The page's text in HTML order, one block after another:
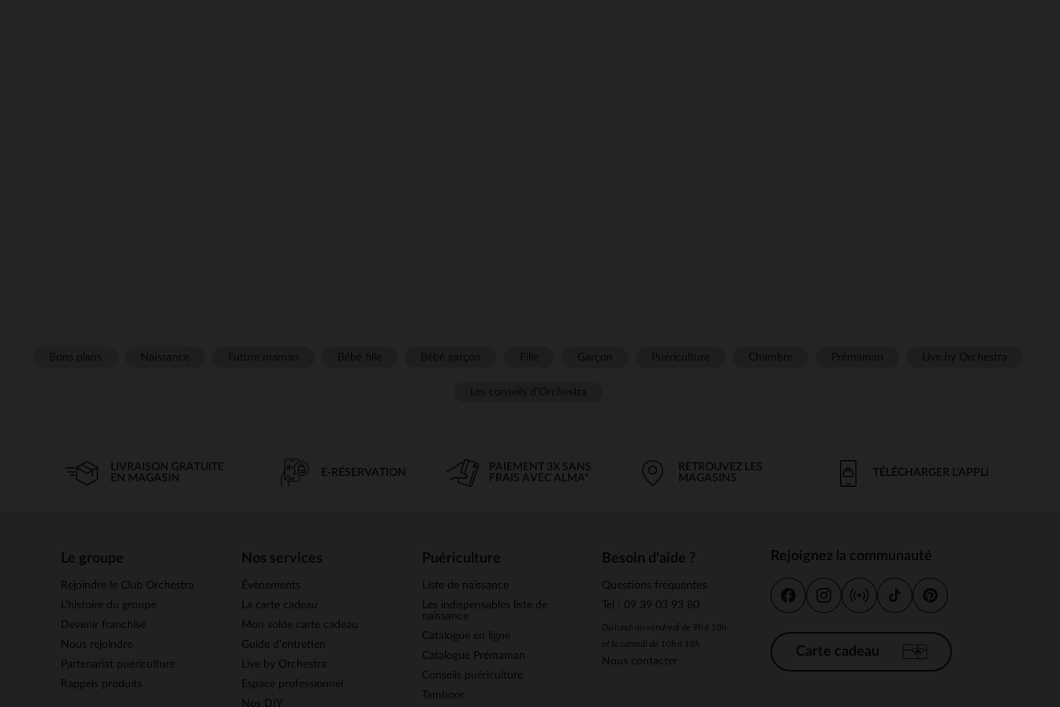
LIVRAISON GRATUITE
EN MAGASIN
E-RÉSERVATION
PAIEMENT 3X SANS
FRAIS AVEC ALMA*
RETROUVEZ LES
MAGASINS
TÉLÉCHARGER L'APPLI
Le groupe
Rejoindre le Club Orchestra
L’histoire du groupe
Devenir franchisé
Nous rejoindre
Partenariat puériculture
Rappels produits
Nos services
Évènements
La carte cadeau
Mon solde carte cadeau
Guide d'entretien
Live by Orchestra
Espace professionnel
Nos DIY
Puériculture
Liste de naissance
Les indispensables liste de
naissance
Catalogue en ligne
Catalogue Prémaman
Conseils puériculture
Tamboor
Besoin d'aide ?
Questions fréquentes
Tel : 09 39 03 93 80
Du lundi au vendredi de 9h à 18h
et le samedi de 10h à 18h
Nous contacter
Rejoignez la communauté
Carte cadeau